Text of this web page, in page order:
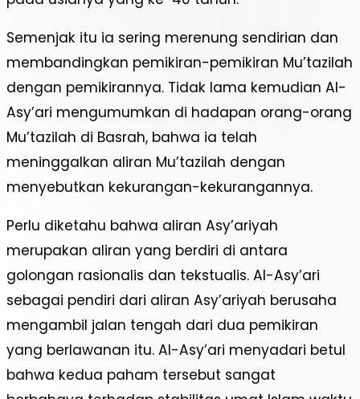
Semenjak itu ia sering merenung sendirian dan
membandingkan pemikiran-pemikiran Mu’tazilah
dengan pemikirannya. Tidak lama kemudian Al-
Asy’ari mengumumkan di hadapan orang-orang
Mu’tazilah di Basrah, bahwa ia telah
meninggalkan aliran Mu’tazilah dengan
menyebutkan kekurangan-kekurangannya.
Perlu diketahu bahwa aliran Asy’ariyah
merupakan aliran yang berdiri di antara
golongan rasionalis dan tekstualis. Al-Asy’ari
sebagai pendiri dari aliran Asy’ariyah berusaha
mengambil jalan tengah dari dua pemikiran
yang berlawanan itu. Al-Asy’ari menyadari betul
bahwa kedua paham tersebut sangat